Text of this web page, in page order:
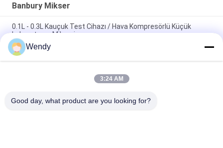
Banbury Mikser
0.1L - 0.3L Kauçuk Test Cihazı / Hava Kompresörlü Küçük
Laboratuvar Mikseri
Verimli 1L Laboratuvar Dağıtma Yoğurma Makinesi / Banbury
Mikseri Çevre Dostu
3 L Lab Yüksek Çıkışlı Dispersiyon Yoğurma / Banbury Mikser
Wendy
3:24 AM
Good day, what product are you looking for?